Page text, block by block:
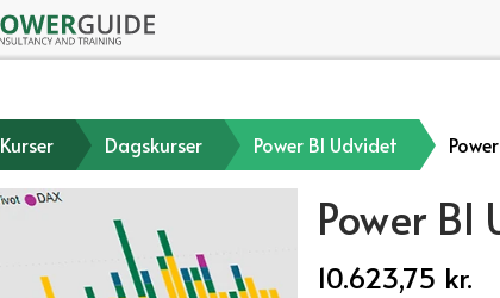
Kurser Dagskurser Power BI Udvidet
Power
10.623,75 kr.